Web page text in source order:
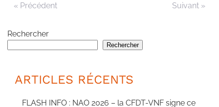
« Précédent Suivant »
Rechercher
Rechercher
ARTICLES RÉCENTS
FLASH INFO : NAO 2026 – la CFDT-VNF signe ce